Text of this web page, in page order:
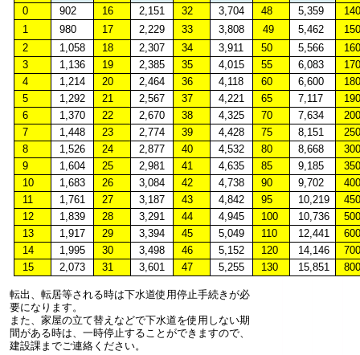
0
902 16 2,151 32 3,704 48 5,359
140
1
980 17 2,229 33 3,808 49 5,462
150
2
1,058 18 2,307 34 3,911 50 5,566
160
3
1,136 19 2,385 35 4,015 55 6,083
170
4
1,214 20 2,464 36 4,118 60 6,600
180
5
1,292 21 2,567 37 4,221 65 7,117
190
6
1,370 22 2,670 38 4,325 70 7,634
200
7
1,448 23 2,774 39 4,428 75 8,151
250
8
1,526 24 2,877 40 4,532 80 8,668
300
9
1,604 25 2,981 41 4,635 85 9,185
350
10
1,683 26 3,084 42 4,738 90 9,702
400
11
1,761 27 3,187 43 4,842 95 10,219
450
12
1,839 28 3,291 44 4,945 100 10,736
500
13
1,917 29 3,394 45 5,049 110 12,441
600
14
1,995 30 3,498 46 5,152 120 14,146
700
15
2,073 31 3,601 47 5,255 130 15,851 800
転出、転居等される時は下水道使用停止手続きが必
要になります。
また、家屋の立て替えなどで下水道を使用しない期
間がある時は、一時停止することができますので、
建設課までご連絡ください。